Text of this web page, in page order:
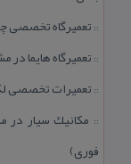
::تعمیرگاه تخصصی چری در مشهد |
:: تعمیرگاه هایما
:: تعمیرات تخصصی
:: مكانیك سیار
فوری)